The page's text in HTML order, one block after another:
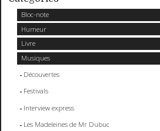
Bloc-note
Humeur
Livre
Musiques
Découvertes
Festivals
Interview express
Les Madeleines de Mr Dubuc